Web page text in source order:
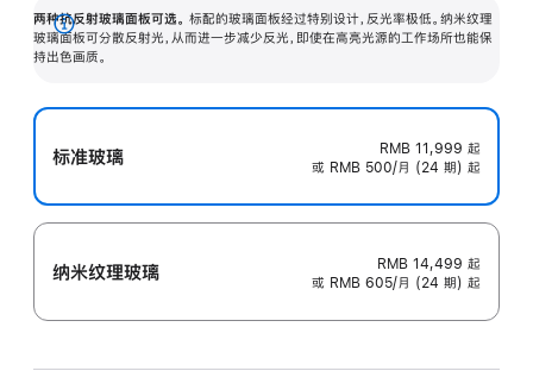
两种抗反射玻璃面板可选。 标配的玻璃面板经过特别设计，反光率极低。纳米纹理
玻璃面板可分散反射光，从而进一步减少反光，即使在高亮光源的工作场所也能保
持出色画质。
展
开
标准玻璃 RMB 11,999 起
或 RMB 500/月 (24 期) 起
纳米纹理玻璃 RMB 14,499 起
或 RMB 605/月 (24 期) 起